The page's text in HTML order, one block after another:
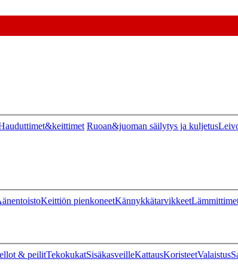
Ruoan&juoman säilytys ja kuljetus
Keittiön pienkoneetKännykkätarvikkeet
& peilitTekokukatSisäkasveilleKattausKoristeetValaistus